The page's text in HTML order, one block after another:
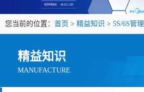
您当前的位置： 首页 > 精益知识 > 5S/6S管理
精益知识
MANUFACTURE